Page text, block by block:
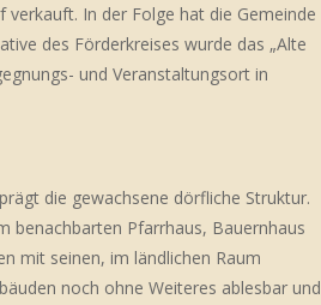
In der Folge hat die Gemeinde
des Förderkreises wurde das „Alte
und Veranstaltungsort in
die gewachsene dörfliche Struktur.
benachbarten Pfarrhaus, Bauernhaus
mit seinen, im ländlichen Raum
noch ohne Weiteres ablesbar und